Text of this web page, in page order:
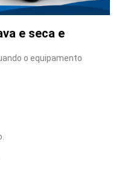
e seca e
o equipamento